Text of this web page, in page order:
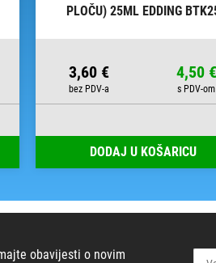
PLOČU) 25ML EDDING
3,60 € 4,50 €
DODAJ U KOŠARICU
obavijesti o novim